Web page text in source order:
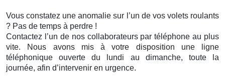
Vous constatez une anomalie sur l’un de vos volets roulants
? Pas de temps à perdre !
Contactez l’un de nos collaborateurs par téléphone au plus
vite. Nous avons mis à votre disposition une ligne
téléphonique ouverte du lundi au dimanche, toute la
journée, afin d’intervenir en urgence.